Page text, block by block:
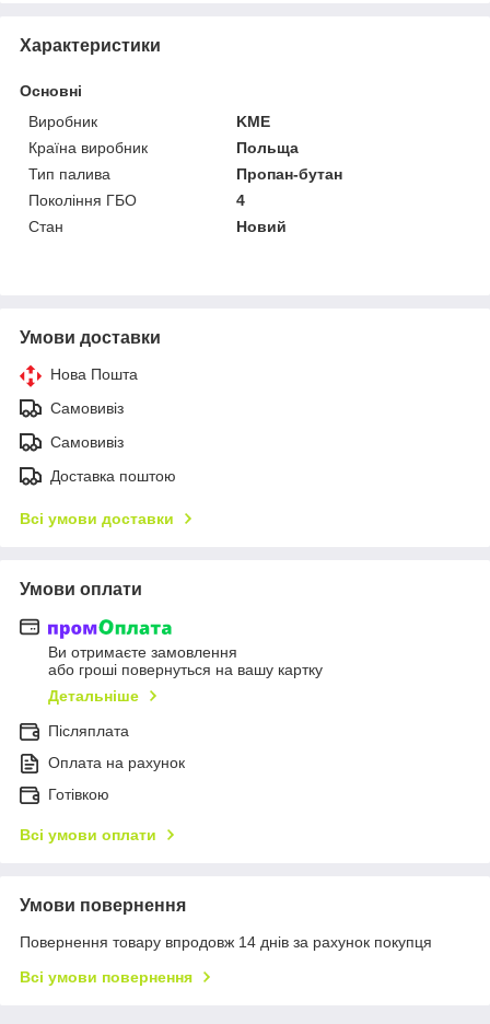
Характеристики
Основні
Виробник
KME
Країна виробник
Польща
Тип палива
Пропан-бутан
Покоління ГБО
4
Стан
Новий
Умови доставки
Нова Пошта
Самовивіз
Самовивіз
Доставка поштою
Всі умови доставки
Умови оплати
Ви отримаєте замовлення
або гроші повернуться на вашу картку
Детальніше
Післяплата
Оплата на рахунок
Готівкою
Всі умови оплати
Умови повернення
Повернення товару впродовж 14 днів за рахунок покупця
Всі умови повернення